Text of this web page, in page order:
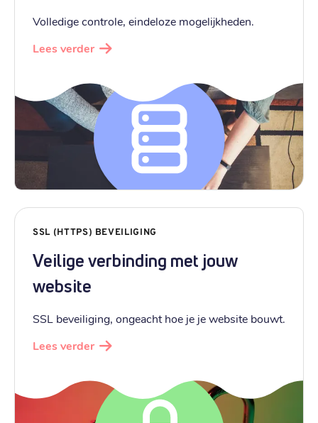
Volledige controle, eindeloze mogelijkheden.
Lees verder
SSL (HTTPS) BEVEILIGING
Veilige verbinding met jouw
website
SSL beveiliging, ongeacht hoe je je website bouwt.
Lees verder